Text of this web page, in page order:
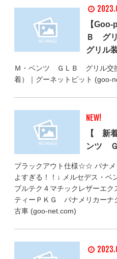
【
Ｂ グ
グリル
Ｍ・ベンツ ＧＬＢ グリル交
着）｜グーネットピット (goo-
NEW!
【 新
ンツ
ブラックアウト仕様☆☆ パナメ
よすぎる！！↓ メルセデス・
ブルテク４マチックレザーエ
ティーＰＫＧ パナメリカーナ
古車 (goo-net.com)